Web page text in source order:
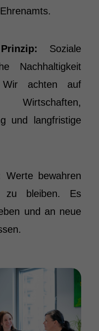
Soziale
Nachhaltigkeit
Wir achten auf
Wirtschaften,
und langfristige
Werte bewahren
zu bleiben. Es
und an neue